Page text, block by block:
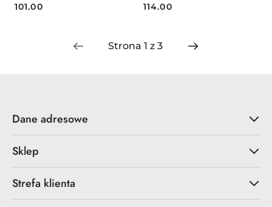
Cena:
101.00
Cena:
114.00
Dane adresowe
Sklep
Strefa klienta